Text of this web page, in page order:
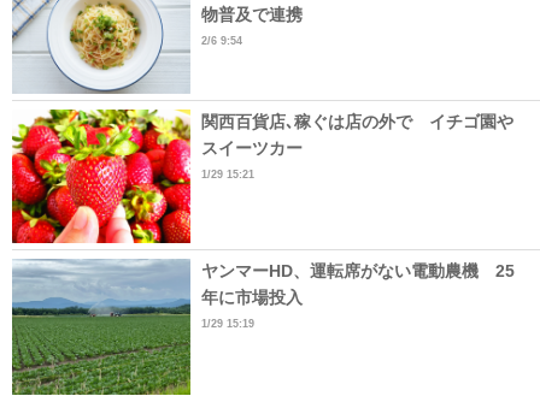
物普及で連携
2/6 9:54
関西百貨店､稼ぐは店の外で イチゴ園や
スイーツカー
1/29 15:21
ヤンマーHD、運転席がない電動農機 25
年に市場投入
1/29 15:19